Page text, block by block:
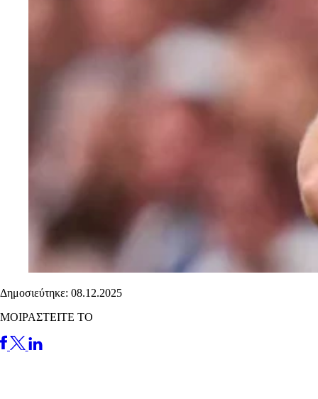
Δημοσιεύτηκε: 08.12.2025
ΜΟΙΡΑΣΤΕΙΤΕ ΤΟ